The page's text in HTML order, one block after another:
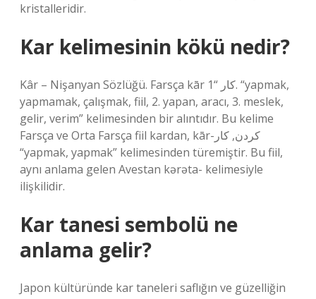
kristalleridir.
Kar kelimesinin kökü nedir?
Kâr – Nişanyan Sözlüğü. Farsça kār کار “1. “yapmak,
yapmamak, çalışmak, fiil, 2. yapan, aracı, 3. meslek,
gelir, verim” kelimesinden bir alıntıdır. Bu kelime
Farsça ve Orta Farsça fiil kardan, kār-کردن, کار
“yapmak, yapmak” kelimesinden türemiştir. Bu fiil,
aynı anlama gelen Avestan kərəta- kelimesiyle
ilişkilidir.
Kar tanesi sembolü ne
anlama gelir?
Japon kültüründe kar taneleri saflığın ve güzelliğin